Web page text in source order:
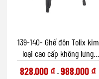
139-140- Ghế đôn Tolix kim
loại cao cấp không lưng
tựa
828.000 ₫–988.000 ₫